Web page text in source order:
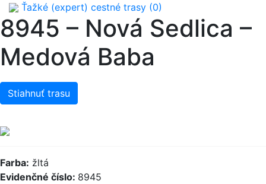
Ťažké (expert) cestné trasy (0)
8945 – Nová Sedlica –
Medová Baba
Stiahnuť trasu
Farba: žltá
Evidenčné číslo: 8945